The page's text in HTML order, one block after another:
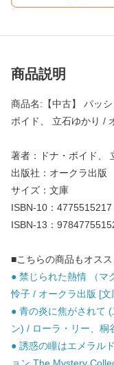
商品説明
商品名:【中古】 パッ
ボイド、 立石ゆかり /
著者：ドナ・ボイド、
出版社：オークラ出版
サイズ：文庫
ISBN-10：4775515217
ISBN-13：
■こちらの商品もオス
● 禁じられた熱情 （マ
怜子 / オークラ出版 [文
● 青の炎に焦がされて
ン) / ローラ・リー、桐
● 誘惑の瞳はエメラル